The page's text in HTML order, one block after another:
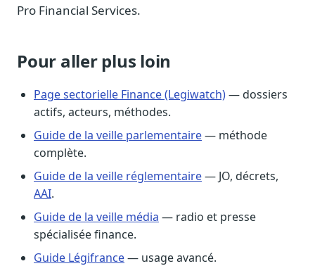
Pro Financial Services.
Pour aller plus loin
Page sectorielle Finance (Legiwatch)— dossiers
actifs, acteurs, méthodes.
Guide de la veille parlementaire— méthode
complète.
Guide de la veille réglementaire— JO, décrets,
AAI.
Guide de la veille média — radio et presse
spécialisée finance.
Guide Légifrance— usage avancé.